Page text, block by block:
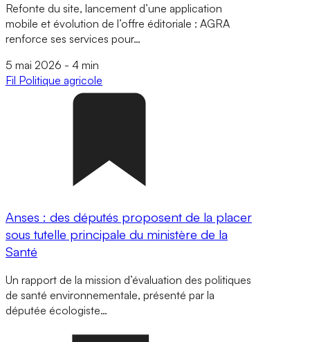
Refonte du site, lancement d’une application
mobile et évolution de l’offre éditoriale : AGRA
renforce ses services pour…
5 mai 2026 - 4 min
Fil Politique agricole
Anses : des députés proposent de la placer
sous tutelle principale du ministère de la
Santé
Un rapport de la mission d’évaluation des politiques
de santé environnementale, présenté par la
députée écologiste…